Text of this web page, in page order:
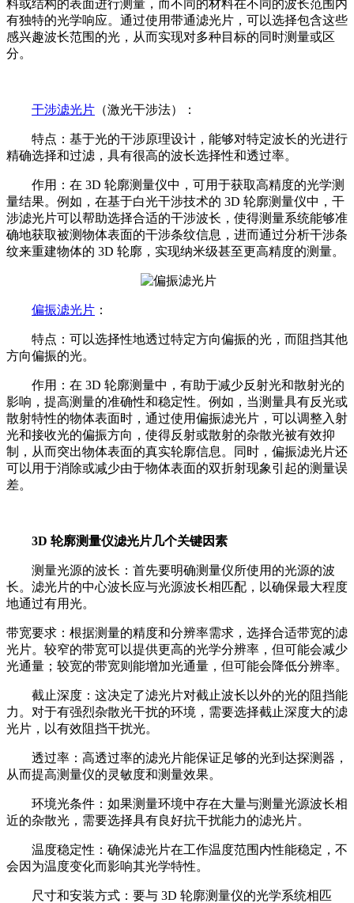
料或结构的表面进行测量，而不同的材料在不同的波长范围内
有独特的光学响应。通过使用带通滤光片，可以选择包含这些
感兴趣波长范围的光，从而实现对多种目标的同时测量或区
分。
干涉滤光片 （激光干涉法）：
特点：基于光的干涉原理设计，能够对特定波长的光进行
精确选择和过滤，具有很高的波长选择性和透过率。
作用：在 3D 轮廓测量仪中，可用于获取高精度的光学测
量结果。例如，在基于白光干涉技术的 3D 轮廓测量仪中，干
涉滤光片可以帮助选择合适的干涉波长，使得测量系统能够准
确地获取被测物体表面的干涉条纹信息，进而通过分析干涉条
纹来重建物体的 3D 轮廓，实现纳米级甚至更高精度的测量。
偏振滤光片 ：
特点：可以选择性地透过特定方向偏振的光，而阻挡其他
方向偏振的光。
作用：在 3D 轮廓测量中，有助于减少反射光和散射光的
影响，提高测量的准确性和稳定性。例如，当测量具有反光或
散射特性的物体表面时，通过使用偏振滤光片，可以调整入射
光和接收光的偏振方向，使得反射或散射的杂散光被有效抑
制，从而突出物体表面的真实轮廓信息。同时，偏振滤光片还
可以用于消除或减少由于物体表面的双折射现象引起的测量误
差。
3D 轮廓测量仪滤光片几个关键因素
测量光源的波长：首先要明确测量仪所使用的光源的波
长。滤光片的中心波长应与光源波长相匹配，以确保最大程度
地通过有用光。
带宽要求：根据测量的精度和分辨率需求，选择合适带宽的滤
光片。较窄的带宽可以提供更高的光学分辨率，但可能会减少
光通量；较宽的带宽则能增加光通量，但可能会降低分辨率。
截止深度：这决定了滤光片对截止波长以外的光的阻挡能
力。对于有强烈杂散光干扰的环境，需要选择截止深度大的滤
光片，以有效阻挡干扰光。
透过率：高透过率的滤光片能保证足够的光到达探测器，
从而提高测量仪的灵敏度和测量效果。
环境光条件：如果测量环境中存在大量与测量光源波长相
近的杂散光，需要选择具有良好抗干扰能力的滤光片。
温度稳定性：确保滤光片在工作温度范围内性能稳定，不
会因为温度变化而影响其光学特性。
尺寸和安装方式：要与 3D 轮廓测量仪的光学系统相匹